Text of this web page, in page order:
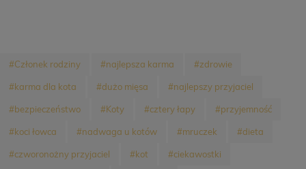
#Członek rodziny #najlepsza karma #zdrowie
#karma dla kota #dużo mięsa #najlepszy przyjaciel
#bezpieczeństwo #Koty #cztery łapy #przyjemność
#koci łowca #nadwaga u kotów #mruczek #dieta
#czworonożny przyjaciel #kot #ciekawostki